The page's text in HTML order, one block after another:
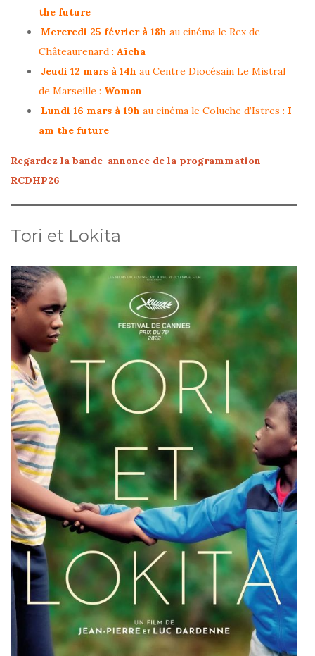
the future
Mercredi 25 février à 18h au cinéma le Rex de
Châteaurenard : Aïcha
Jeudi 12 mars à 14h au Centre Diocésain Le Mistral
de Marseille : Woman
Lundi 16 mars à 19h au cinéma le Coluche d’Istres : I
am the future
Regardez la bande-annonce de la programmation
RCDHP26
Tori et Lokita